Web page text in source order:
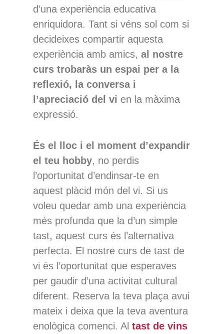
d’una experiència educativa
enriquidora. Tant si véns sol com si
decideixes compartir aquesta
experiència amb amics,al nostre
curs trobaràs un espai per a la
reflexió, la conversa i
l’apreciació del vi en la màxima
expressió.
És el lloc i el moment d’expandir
el teu hobby, no perdis
l’oportunitat d’endinsar-te en
aquest plàcid món del vi. Si us
voleu quedar amb una experiència
més profunda que la d’un simple
tast, aquest curs és l’alternativa
perfecta. El nostre curs de tast de
vi és l’oportunitat que esperaves
per gaudir d’una activitat cultural
diferent. Reserva la teva plaça avui
mateix i deixa que la teva aventura
enològica comenci. Altast de vins